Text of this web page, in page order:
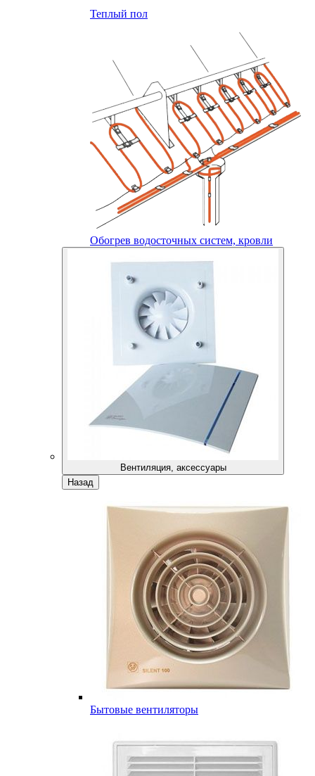
Теплый пол
Обогрев водосточных систем, кровли
Вентиляция, аксессуары
Назад
Бытовые вентиляторы